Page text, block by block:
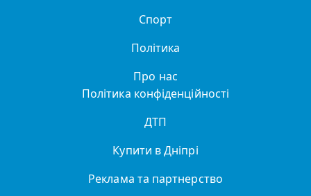
Спорт
Політика
Про нас
Політика конфіденційності
ДТП
Купити в Дніпрі
Реклама та партнерство